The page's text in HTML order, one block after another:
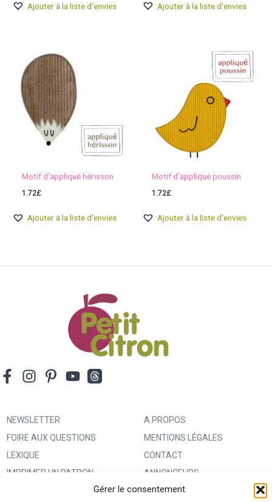
Gérer le consentement
Ajouter à la liste d'envies Ajouter à la liste d'envies
Motif d’appliqué hérisson
1.72£
Ajouter à la liste d'envies
Motif d’appliqué poussin
1.72£
Ajouter à la liste d'envies
NEWSLETTER
FOIRE AUX QUESTIONS
LEXIQUE
IMPRIMER UN PATRON
MA BOUTIQUE CREATIVE FABRICA
A PROPOS
MENTIONS LÉGALES
CONTACT
ANNONCEURS
CONDITIONS GÉNÉRALES